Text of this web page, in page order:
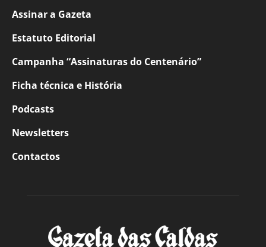
Assinar a Gazeta
Estatuto Editorial
Campanha “Assinaturas do Centenário”
Ficha técnica e História
Podcasts
Newsletters
Contactos